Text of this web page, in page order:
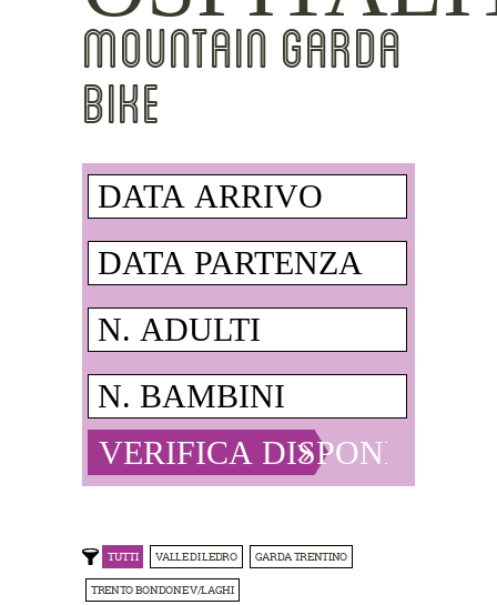
MOUNTAIN GARDA
BIKE
TUTTI VALLE DI LEDRO GARDA TRENTINO
TRENTO BONDONE V/LAGHI